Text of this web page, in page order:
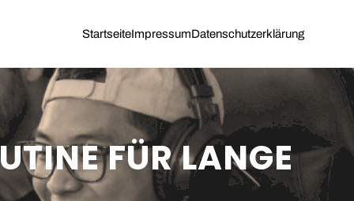
StartseiteImpressumDatenschutzerklärung
FÜR LANGE